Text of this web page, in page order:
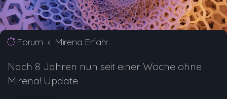
Forum Mirena Erfahrungsberichte und Nebenwirkungen
Nach 8 Jahren nun seit einer Woche ohne
Mirena! Update